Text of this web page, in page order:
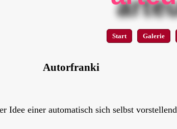
Start Galerie
Autorfranki
Idee einer automatisch sich selbst